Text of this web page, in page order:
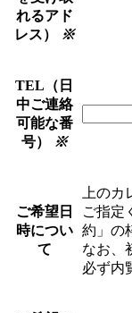
れるアド
レス）
※
TEL（日
中ご連絡
可能な番
号）
※
ご希望日
時につい
て
上のカ
ご指定
約」の
なお、
必ず内